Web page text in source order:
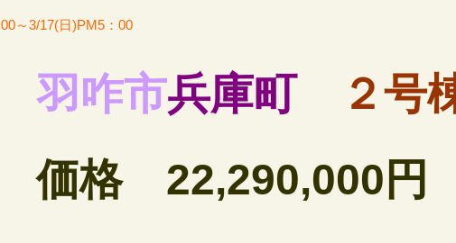
～3/17(日)PM5：00
羽咋市兵庫町
２号
価格 22,290,000